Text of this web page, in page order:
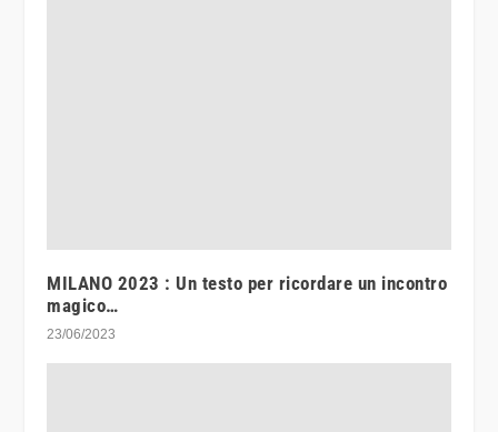
MILANO 2023 : Un testo per ricordare un incontro
magico…
23/06/2023